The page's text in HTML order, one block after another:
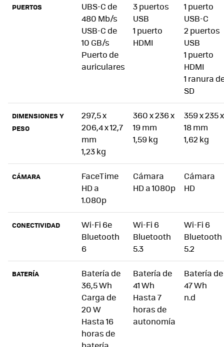
PUERTOS
UBS-C de
480 Mb/s
USB-C de
10 GB/s
Puerto de
auriculares
3 puertos
USB
1 puerto
HDMI
1 puerto
USB-C
2 puertos
USB
1 puerto
HDMI
1 ranura
SD
DIMENSIONES Y
PESO
297,5 x
206,4 x 12,7
mm
1,23 kg
360 x 236 x
19 mm
1,59 kg
359 x 235 x
18 mm
1,62 kg
CÁMARA
FaceTime
HD a
1.080p
Cámara
HD a 1080p
Cámara
HD
CONECTIVIDAD
Wi-Fi 6e
Bluetooth
6
Wi-Fi 6
Bluetooth
5.3
Wi-Fi 6
Bluetooth
5.2
BATERÍA
Batería de
36,5 Wh
Carga de
20 W
Hasta 16
horas de
Batería de
41 Wh
Hasta 7
horas de
autonomía
Batería de
47 Wh
n.d